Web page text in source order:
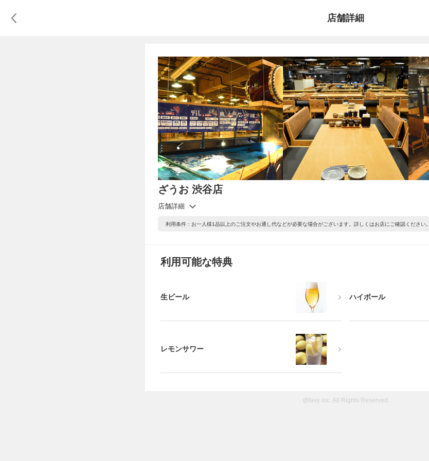
店舗詳細
ざうお 渋谷店
店舗詳細
利用条件：お一人様1品以上のご注文やお通し代などが必要な場合がございます。詳しくはお店にご確認ください。
利用可能な特典
生ビール ハイボール
レモンサワー
@favy inc. All Rights Reserved.